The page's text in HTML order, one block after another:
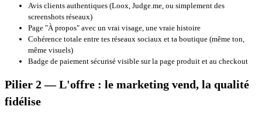
Avis clients authentiques (Loox, Judge.me, ou simplement des
screenshots réseaux)
Page "À propos" avec un vrai visage, une vraie histoire
Cohérence totale entre tes réseaux sociaux et ta boutique (même ton,
même visuels)
Badge de paiement sécurisé visible sur la page produit et au checkout
Pilier 2 — L'offre : le marketing vend, la qualité
fidélise